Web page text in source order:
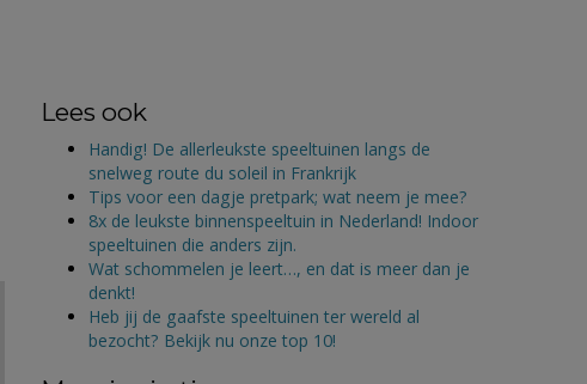
Lees ook
Handig! De allerleukste speeltuinen langs de
snelweg route du soleil in Frankrijk
Tips voor een dagje pretpark; wat neem je mee?
8x de leukste binnenspeeltuin in Nederland! Indoor
speeltuinen die anders zijn.
Wat schommelen je leert…, en dat is meer dan je
denkt!
Heb jij de gaafste speeltuinen ter wereld al
bezocht? Bekijk nu onze top 10!